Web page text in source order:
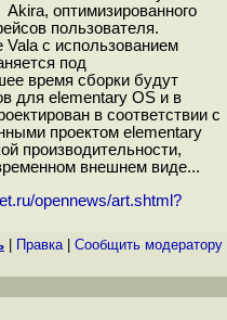
оптимизированного
пользователя.
Vala с использованием
под
время сборки будут
для elementary OS и в
в соответствии с
проектом elementary
производительности,
внешнем виде...
opennews/art.shtml?
Правка| Cообщить модератору